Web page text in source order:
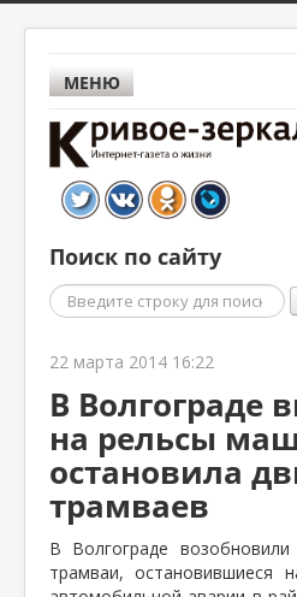
МЕНЮ
Поиск по сайту
Поиск
22 марта 2014 16:22
В Волгограде
на рельсы
остановила
трамваев
В Волгограде
трамваи, остановившиеся